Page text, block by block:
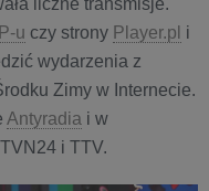
u czy strony Player.pl i
wydarzenia z
Zimy w Internecie.
Antyradia i w
i TTV.